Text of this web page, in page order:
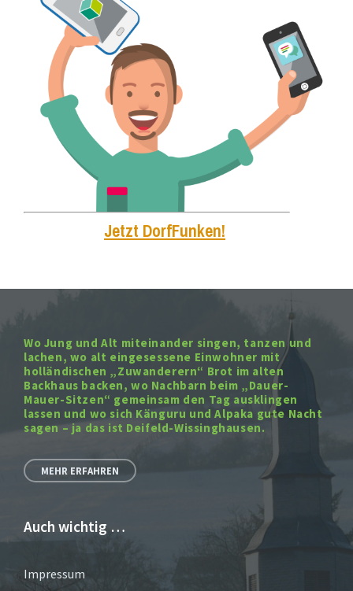
Jetzt DorfFunken!
Wo Jung und Alt miteinander singen, tanzen und
lachen, wo alt eingesessene Einwohner mit
holländischen „Zuwanderern“ Brot im alten
Backhaus backen, wo Nachbarn beim „Dauer-
Mauer-Sitzen“ gemeinsam den Tag ausklingen
lassen und wo sich Känguru und Alpaka gute Nacht
sagen – ja das ist Deifeld-Wissinghausen.
MEHR ERFAHREN
Auch wichtig …
Impressum